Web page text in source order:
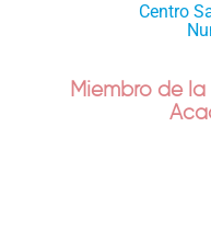
Centro
Miembro de